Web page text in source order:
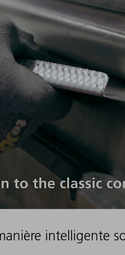
intelligente